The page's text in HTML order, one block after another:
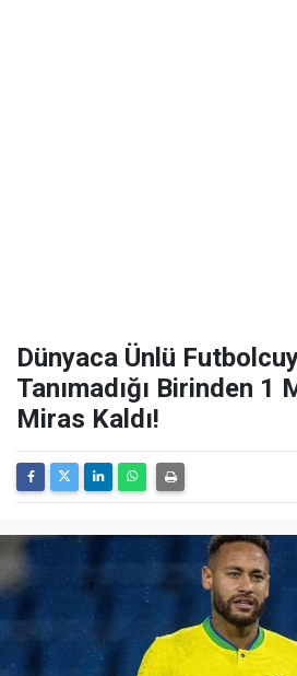
Dünyaca Ünlü
Tanımadığı Birinden 1
Miras Kaldı!